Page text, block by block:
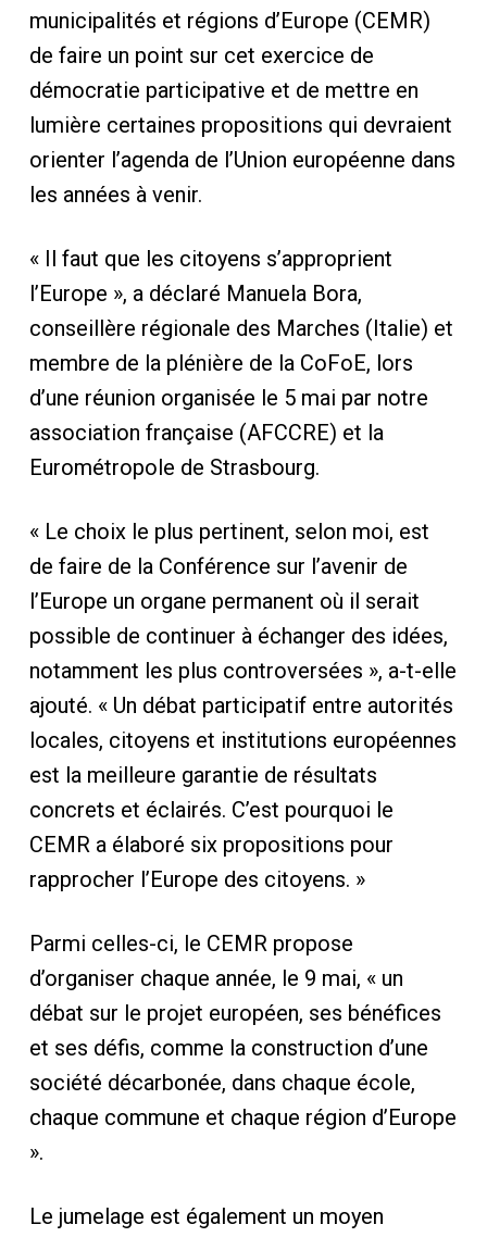
municipalités et régions d’Europe (CEMR)
de faire un point sur cet exercice de
démocratie participative et de mettre en
lumière certaines propositions qui devraient
orienter l’agenda de l’Union européenne dans
les années à venir.
« Il faut que les citoyens s’approprient
l’Europe », a déclaré Manuela Bora,
conseillère régionale des Marches (Italie) et
membre de la plénière de la CoFoE, lors
d’une réunion organisée le 5 mai par notre
association française (AFCCRE) et la
Eurométropole de Strasbourg.
« Le choix le plus pertinent, selon moi, est
de faire de la Conférence sur l’avenir de
l’Europe un organe permanent où il serait
possible de continuer à échanger des idées,
notamment les plus controversées », a-t-elle
ajouté. « Un débat participatif entre autorités
locales, citoyens et institutions européennes
est la meilleure garantie de résultats
concrets et éclairés. C’est pourquoi le
CEMR a élaboré six propositions pour
rapprocher l’Europe des citoyens. »
Parmi celles-ci, le CEMR propose
d’organiser chaque année, le 9 mai, « un
débat sur le projet européen, ses bénéfices
et ses défis, comme la construction d’une
société décarbonée, dans chaque école,
chaque commune et chaque région d’Europe
».
Le jumelage est également un moyen